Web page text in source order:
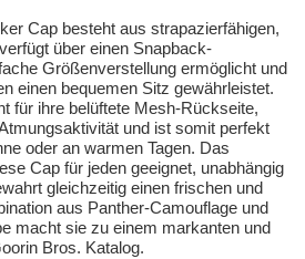
Cap besteht aus strapazierfähigen,
über einen Snapback-
Größenverstellung ermöglicht und
einen bequemen Sitz gewährleistet.
für ihre belüftete Mesh-Rückseite,
und ist somit perfekt
oder an warmen Tagen. Das
Cap für jeden geeignet, unabhängig
gleichzeitig einen frischen und
aus Panther-Camouflage und
macht sie zu einem markanten und
Bros. Katalog.